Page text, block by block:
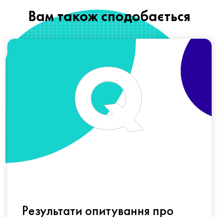
Вам також сподобається
Результати опитування про